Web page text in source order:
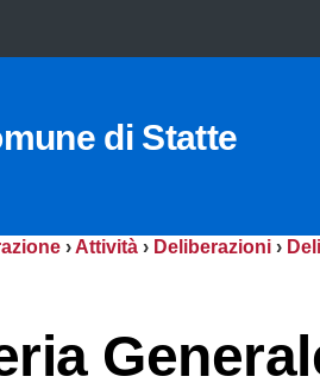
di Statte
› Attività › Deliberazioni ›